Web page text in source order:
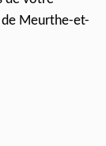
Meurthe-et-